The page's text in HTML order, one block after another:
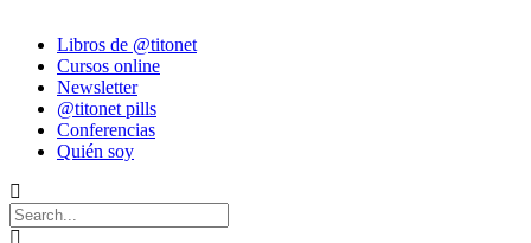
Libros de @titonet
Cursos online
Newsletter
@titonet pills
Conferencias
Quién soy